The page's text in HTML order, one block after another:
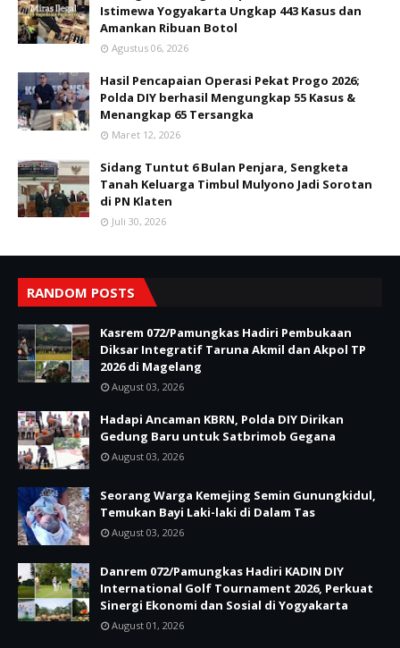
Istimewa Yogyakarta Ungkap 443 Kasus dan
Amankan Ribuan Botol
Agustus 06, 2026
Hasil Pencapaian Operasi Pekat Progo 2026;
Polda DIY berhasil Mengungkap 55 Kasus &
Menangkap 65 Tersangka
Maret 12, 2026
Sidang Tuntut 6 Bulan Penjara, Sengketa
Tanah Keluarga Timbul Mulyono Jadi Sorotan
di PN Klaten
Juli 30, 2026
RANDOM POSTS
Kasrem 072/Pamungkas Hadiri Pembukaan
Diksar Integratif Taruna Akmil dan Akpol TP
2026 di Magelang
August 03, 2026
Hadapi Ancaman KBRN, Polda DIY Dirikan
Gedung Baru untuk Satbrimob Gegana
August 03, 2026
Seorang Warga Kemejing Semin Gunungkidul,
Temukan Bayi Laki-laki di Dalam Tas
August 03, 2026
Danrem 072/Pamungkas Hadiri KADIN DIY
International Golf Tournament 2026, Perkuat
Sinergi Ekonomi dan Sosial di Yogyakarta
August 01, 2026